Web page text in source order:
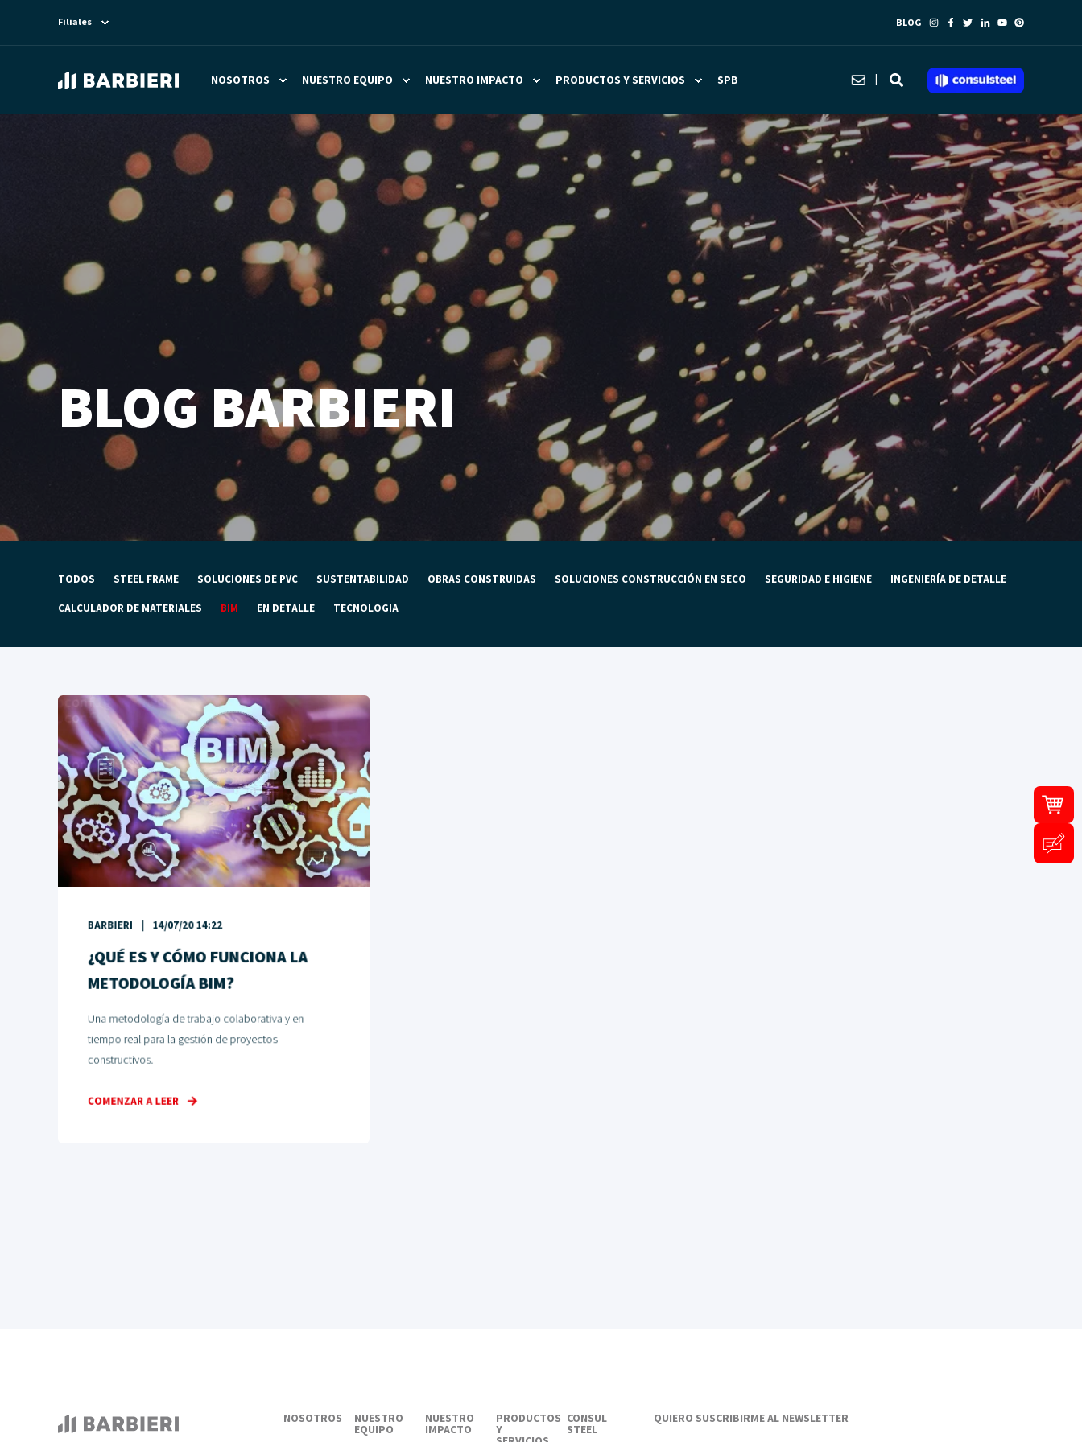
Filiales BLOG
NOSOTROS NUESTRO EQUIPO NUESTRO IMPACTO PRODUCTOS Y SERVICIOS SPB
BLOG BARBIERI
TODOS STEEL FRAME SOLUCIONES DE PVC SUSTENTABILIDAD OBRAS CONSTRUIDAS SOLUCIONES CONSTRUCCIÓN EN SECO SEGURIDAD E HIGIENE INGENIERÍA DE DETALLE
CALCULADOR DE MATERIALES BIM EN DETALLE TECNOLOGIA
BARBIERI 14/07/20 14:22
¿QUÉ ES Y CÓMO FUNCIONA LA
METODOLOGÍA BIM?
Una metodología de trabajo colaborativa y en
tiempo real para la gestión de proyectos
constructivos.
COMENZAR A LEER
NOSOTROS NUESTRO
EQUIPO
NUESTRO
IMPACTO
PRODUCTOS
Y
CONSUL
STEEL
QUIERO SUSCRIBIRME AL NEWSLETTER